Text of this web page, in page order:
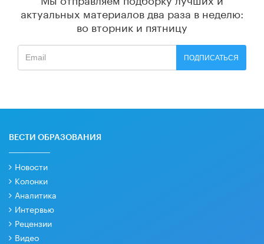
актуальных материалов два раза в неделю:
во вторник и пятницу
ПОДПИСАТЬСЯ
ВЕСТИ ОБРАЗОВАНИЯ
Новости
Колонки
Аналитика
Интервью
Рецензии
Видео